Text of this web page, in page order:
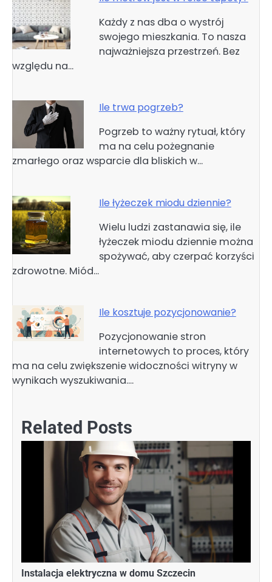
Każdy z nas dba o wystrój
swojego mieszkania. To nasza
najważniejsza przestrzeń. Bez
względu na…
Ile trwa pogrzeb?
Pogrzeb to ważny rytuał, który
ma na celu pożegnanie
zmarłego oraz wsparcie dla bliskich w…
Ile łyżeczek miodu dziennie?
Wielu ludzi zastanawia się, ile
łyżeczek miodu dziennie można
spożywać, aby czerpać korzyści
zdrowotne. Miód…
Ile kosztuje pozycjonowanie?
Pozycjonowanie stron
internetowych to proces, który
ma na celu zwiększenie widoczności witryny w
wynikach wyszukiwania.…
Related Posts
Instalacja elektryczna w domu Szczecin